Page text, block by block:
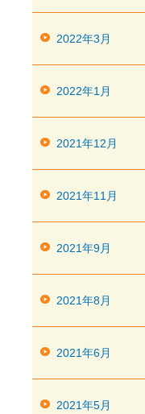
2022年3月
2022年1月
2021年12月
2021年11月
2021年9月
2021年8月
2021年6月
2021年5月